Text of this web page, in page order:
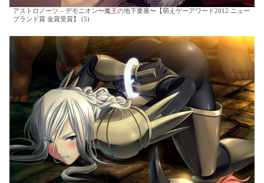
アストロノーツ – デモニオン〜魔王の地下要塞〜【萌えゲーアワード2012 ニュー
ブランド賞 金賞受賞】 (5)